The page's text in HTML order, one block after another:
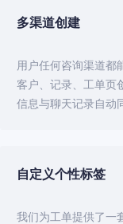
多渠道创建
用户任何咨询渠道都
客户、记录、工单页
信息与聊天记录自动
自定义个性标签
我们为工单提供了一